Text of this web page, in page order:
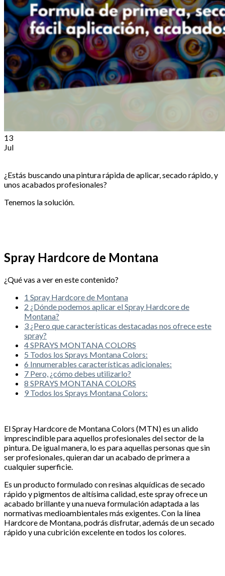
13
Jul
¿Estás buscando una pintura rápida de aplicar, secado rápido, y
unos acabados profesionales?
Tenemos la solución.
Spray Hardcore de Montana
¿Qué vas a ver en este contenido?
1 Spray Hardcore de Montana
2 ¿Dónde podemos aplicar el Spray Hardcore de
Montana?
3 ¿Pero que características destacadas nos ofrece este
spray?
4SPRAYS MONTANA COLORS
5 Todos los Sprays Montana Colors:
6 Innumerables características adicionales:
7 Pero, ¿cómo debes utilizarlo?
8 SPRAYS MONTANA COLORS
9 Todos los Sprays Montana Colors:
El Spray Hardcore de Montana Colors (MTN) es un alido
imprescindible para aquellos profesionales del sector de la
pintura. De igual manera, lo es para aquellas personas que sin
ser profesionales, quieran dar un acabado de primera a
cualquier superficie.
Es un producto formulado con resinas alquídicas de secado
rápido y pigmentos de altísima calidad, este spray ofrece un
acabado brillante y una nueva formulación adaptada a las
normativas medioambientales más exigentes. Con la línea
Hardcore de Montana, podrás disfrutar, además de un secado
rápido y una cubrición excelente en todos los colores.